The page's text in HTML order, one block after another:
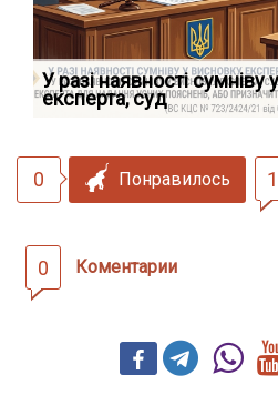
У разі наявності сумніву
експерта, суд
0 Понравилось
0 Коментарии